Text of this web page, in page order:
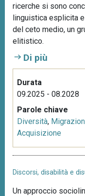
ricerche si sono
linguistica esplicita
del ceto medio, un
elitistico.
Di più
Durata
09.2025 - 08.2028
Parole chiave
Diversità,
Acquisizione
Discorsi, disabilità e
Un approccio